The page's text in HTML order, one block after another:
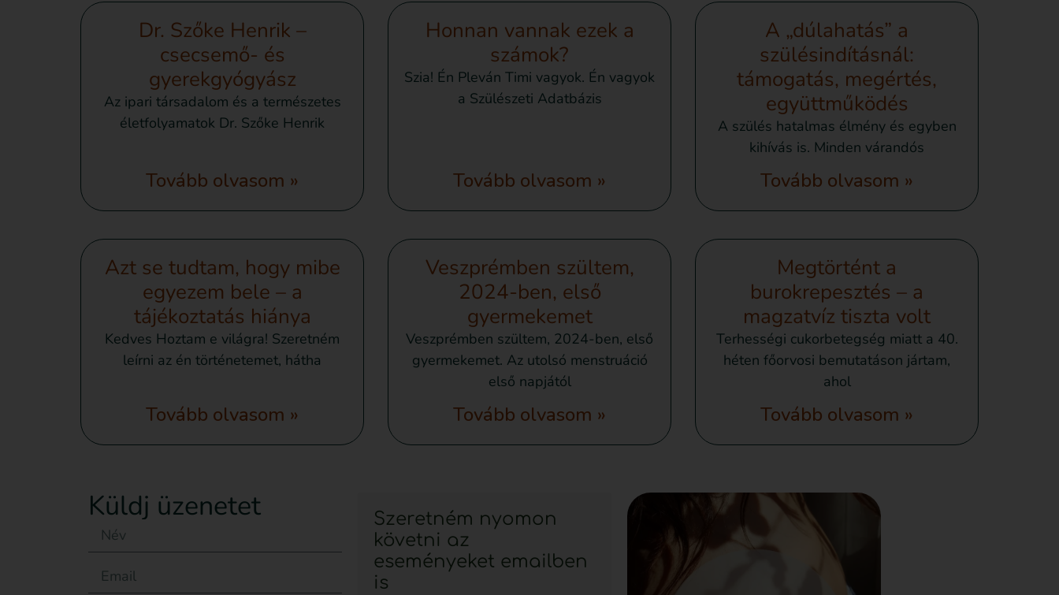
Dr. Szőke Henrik –
csecsemő- és
gyerekgyógyász
Az ipari társadalom és a természetes
életfolyamatok Dr. Szőke Henrik
Tovább olvasom »
Honnan vannak ezek a
számok?
Szia! Én Pleván Timi vagyok. Én vagyok
a Szülészeti Adatbázis
Tovább olvasom »
A „dúlahatás” a
szülésindításnál:
támogatás, megértés,
együttműködés
A szülés hatalmas élmény és egyben
kihívás is. Minden várandós
Tovább olvasom »
Azt se tudtam, hogy mibe
egyezem bele – a
tájékoztatás hiánya
Kedves Hoztam e világra! Szeretném
leírni az én történetemet, hátha
Tovább olvasom »
Veszprémben szültem,
2024-ben, első
gyermekemet
Veszprémben szültem, 2024-ben, első
gyermekemet. Az utolsó menstruáció
első napjától
Tovább olvasom »
Megtörtént a
burokrepesztés – a
magzatvíz tiszta volt
Terhességi cukorbetegség miatt a 40.
héten főorvosi bemutatáson jártam,
ahol
Tovább olvasom »
Küldj üzenetet
Szeretném nyomon
követni az
eseményeket emailben
is